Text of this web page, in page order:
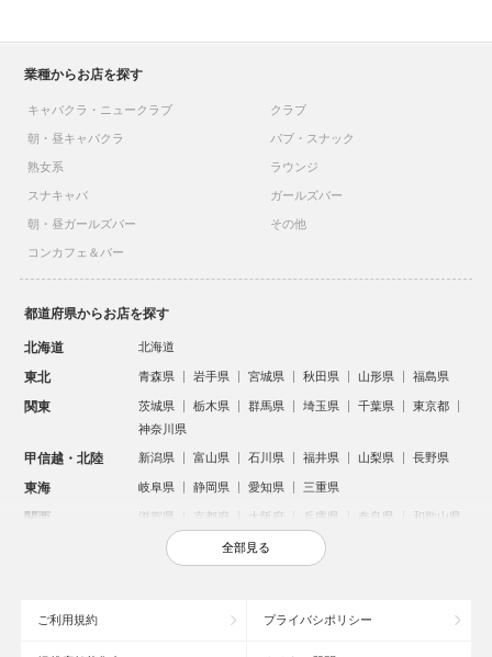
業種からお店を探す
キャバクラ・ニュークラブ
クラブ
朝・昼キャバクラ
パブ・スナック
熟女系
ラウンジ
スナキャバ
ガールズバー
朝・昼ガールズバー
その他
コンカフェ＆バー
都道府県からお店を探す
北海道 北海道
東北 青森県 岩手県 宮城県 秋田県 山形県 福島県
関東 茨城県 栃木県 群馬県 埼玉県 千葉県
東京都
神奈川県
甲信越・北陸 新潟県 富山県 石川県 福井県 山梨県 長野県
東海 岐阜県 静岡県 愛知県 三重県
関西 滋賀県 京都府 大阪府 兵庫県 奈良県 和歌山県
鳥取県 島根県 岡山県 広島県
沖縄県
全部見る
ご利用規約 プライバシポリシー